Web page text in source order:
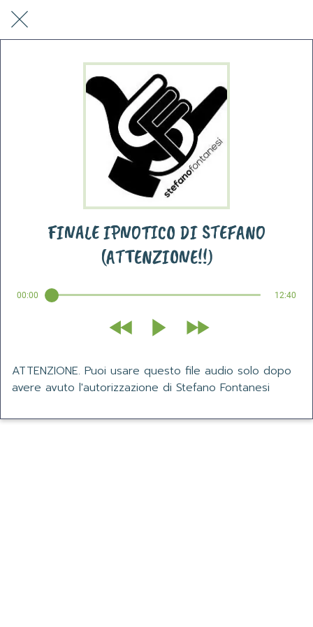
FINALE IPNOTICO DI STEFANO
(ATTENZIONE!!)
00:00 12:40
ATTENZIONE. Puoi usare questo file audio solo dopo
avere avuto l'autorizzazione di Stefano Fontanesi